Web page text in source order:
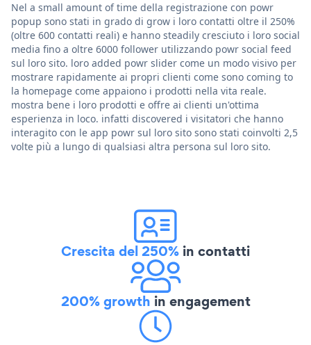
Nel a small amount of time della registrazione con powr
popup sono stati in grado di grow i loro contatti oltre il 250%
(oltre 600 contatti reali) e hanno steadily cresciuto i loro social
media fino a oltre 6000 follower utilizzando powr social feed
sul loro sito. loro added powr slider come un modo visivo per
mostrare rapidamente ai propri clienti come sono coming to
la homepage come appaiono i prodotti nella vita reale.
mostra bene i loro prodotti e offre ai clienti un'ottima
esperienza in loco. infatti discovered i visitatori che hanno
interagito con le app powr sul loro sito sono stati coinvolti 2,5
volte più a lungo di qualsiasi altra persona sul loro sito.
Crescita del 250% in contatti
200% growth in engagement